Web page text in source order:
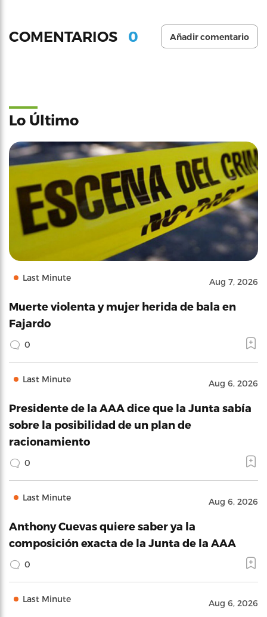
COMENTARIOS 0 Añadir comentario
Lo Último
Last Minute Aug 7, 2026
Muerte violenta y mujer herida de bala en
Fajardo
0
Last Minute Aug 6, 2026
Presidente de la AAA dice que la Junta sabía
sobre la posibilidad de un plan de
racionamiento
0
Last Minute Aug 6, 2026
Anthony Cuevas quiere saber ya la
composición exacta de la Junta de la AAA
0
Last Minute Aug 6, 2026